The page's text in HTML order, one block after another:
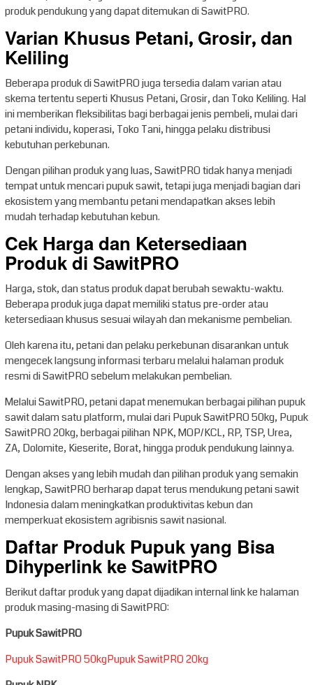
produk pendukung yang dapat ditemukan di SawitPRO.
Varian Khusus Petani, Grosir, dan
Keliling
Beberapa produk di SawitPRO juga tersedia dalam varian atau
skema tertentu seperti Khusus Petani, Grosir, dan Toko Keliling. Hal
ini memberikan fleksibilitas bagi berbagai jenis pembeli, mulai dari
petani individu, koperasi, Toko Tani, hingga pelaku distribusi
kebutuhan perkebunan.
Dengan pilihan produk yang luas, SawitPRO tidak hanya menjadi
tempat untuk mencari pupuk sawit, tetapi juga menjadi bagian dari
ekosistem yang membantu petani mendapatkan akses lebih
mudah terhadap kebutuhan kebun.
Cek Harga dan Ketersediaan
Produk di SawitPRO
Harga, stok, dan status produk dapat berubah sewaktu-waktu.
Beberapa produk juga dapat memiliki status pre-order atau
ketersediaan khusus sesuai wilayah dan mekanisme pembelian.
Oleh karena itu, petani dan pelaku perkebunan disarankan untuk
mengecek langsung informasi terbaru melalui halaman produk
resmi di SawitPRO sebelum melakukan pembelian.
Melalui SawitPRO, petani dapat menemukan berbagai pilihan pupuk
sawit dalam satu platform, mulai dari Pupuk SawitPRO 50kg, Pupuk
SawitPRO 20kg, berbagai pilihan NPK, MOP/KCL, RP, TSP, Urea,
ZA, Dolomite, Kieserite, Borat, hingga produk pendukung lainnya.
Dengan akses yang lebih mudah dan pilihan produk yang semakin
lengkap, SawitPRO berharap dapat terus mendukung petani sawit
Indonesia dalam meningkatkan produktivitas kebun dan
memperkuat ekosistem agribisnis sawit nasional.
Daftar Produk Pupuk yang Bisa
Dihyperlink ke SawitPRO
Berikut daftar produk yang dapat dijadikan internal link ke halaman
produk masing-masing di SawitPRO:
Pupuk SawitPRO
Pupuk SawitPRO 50kgPupuk SawitPRO 20kg